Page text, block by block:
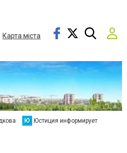
Карта міста
Ю Юстиция информирует